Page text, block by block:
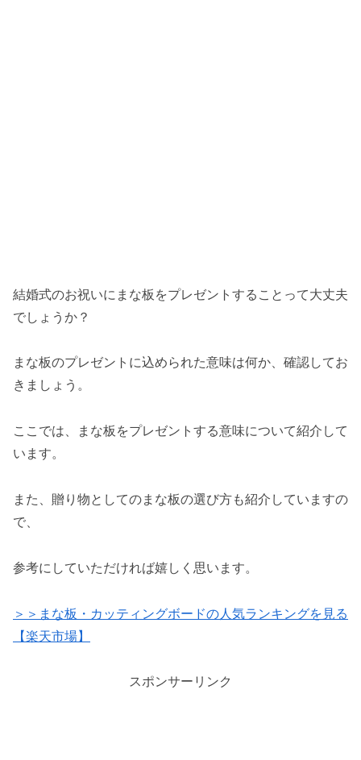
結婚式のお祝いにまな板をプレゼントすることって大丈夫
でしょうか？
まな板のプレゼントに込められた意味は何か、確認してお
きましょう。
ここでは、まな板をプレゼントする意味について紹介して
います。
また、贈り物としてのまな板の選び方も紹介していますの
で、
参考にしていただければ嬉しく思います。
＞＞まな板・カッティングボードの人気ランキングを見る
【楽天市場】
スポンサーリンク